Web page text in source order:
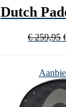
Dutch
€259,95